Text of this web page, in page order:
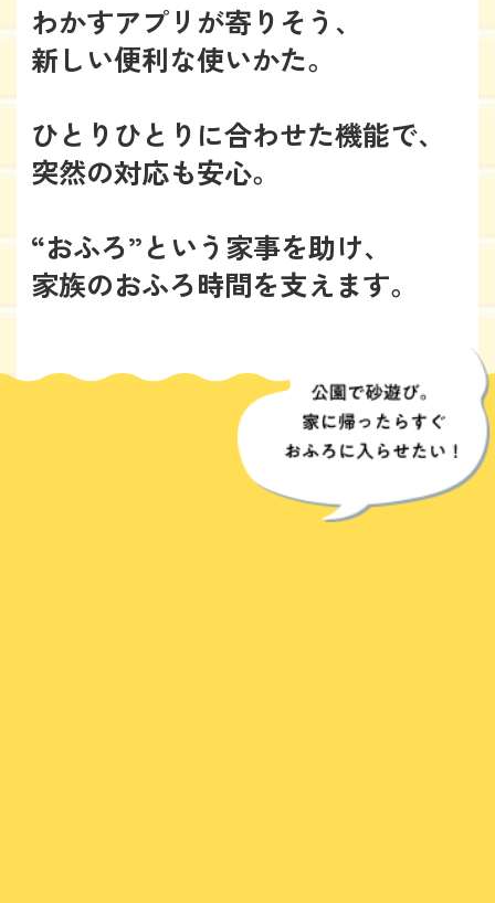
わかすアプリが寄りそう、
新しい便利な使いかた。
ひとりひとりに合わせた機能で、
突然の対応も安心。
“おふろ”という家事を助け、
家族のおふろ時間を支えます。